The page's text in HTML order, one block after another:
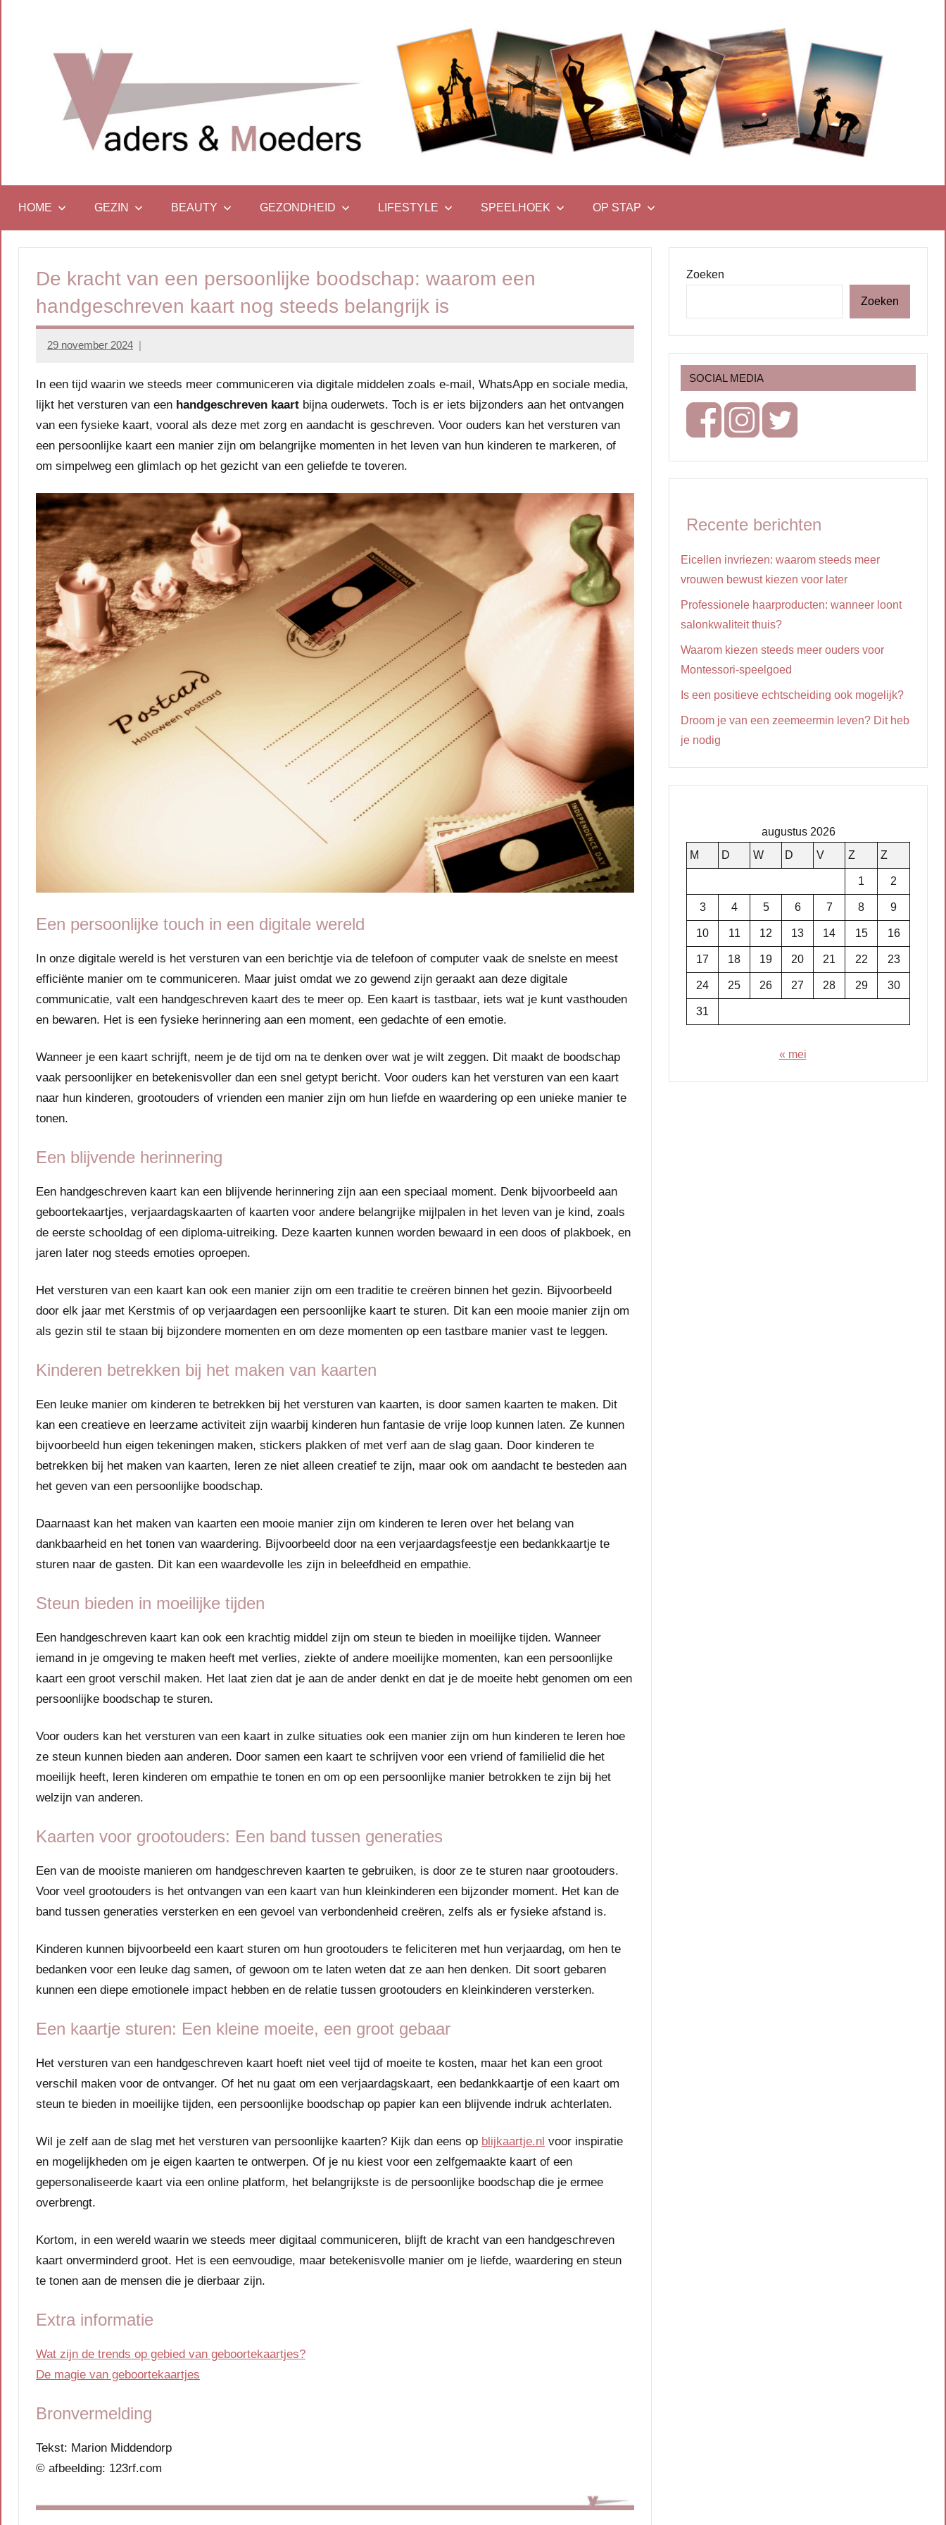
omdat
iedereen
hulp
gebruiken
HOME GEZIN BEAUTY GEZONDHEID LIFESTYLE SPEELHOEK OP STAP
De kracht van een persoonlijke boodschap: waarom een
handgeschreven kaart nog steeds belangrijk is
29 november 2024
vadersenmoeders
In een tijd waarin we steeds meer communiceren via digitale middelen zoals e-mail, WhatsApp en sociale media,
lijkt het versturen van een handgeschreven kaart bijna ouderwets. Toch is er iets bijzonders aan het ontvangen
van een fysieke kaart, vooral als deze met zorg en aandacht is geschreven. Voor ouders kan het versturen van
een persoonlijke kaart een manier zijn om belangrijke momenten in het leven van hun kinderen te markeren, of
om simpelweg een glimlach op het gezicht van een geliefde te toveren.
Een persoonlijke touch in een digitale wereld
In onze digitale wereld is het versturen van een berichtje via de telefoon of computer vaak de snelste en meest
efficiënte manier om te communiceren. Maar juist omdat we zo gewend zijn geraakt aan deze digitale
communicatie, valt een handgeschreven kaart des te meer op. Een kaart is tastbaar, iets wat je kunt vasthouden
en bewaren. Het is een fysieke herinnering aan een moment, een gedachte of een emotie.
Wanneer je een kaart schrijft, neem je de tijd om na te denken over wat je wilt zeggen. Dit maakt de boodschap
vaak persoonlijker en betekenisvoller dan een snel getypt bericht. Voor ouders kan het versturen van een kaart
naar hun kinderen, grootouders of vrienden een manier zijn om hun liefde en waardering op een unieke manier te
tonen.
Een blijvende herinnering
Een handgeschreven kaart kan een blijvende herinnering zijn aan een speciaal moment. Denk bijvoorbeeld aan
geboortekaartjes, verjaardagskaarten of kaarten voor andere belangrijke mijlpalen in het leven van je kind, zoals
de eerste schooldag of een diploma-uitreiking. Deze kaarten kunnen worden bewaard in een doos of plakboek, en
jaren later nog steeds emoties oproepen.
Het versturen van een kaart kan ook een manier zijn om een traditie te creëren binnen het gezin. Bijvoorbeeld
door elk jaar met Kerstmis of op verjaardagen een persoonlijke kaart te sturen. Dit kan een mooie manier zijn om
als gezin stil te staan bij bijzondere momenten en om deze momenten op een tastbare manier vast te leggen.
Kinderen betrekken bij het maken van kaarten
Een leuke manier om kinderen te betrekken bij het versturen van kaarten, is door samen kaarten te maken. Dit
kan een creatieve en leerzame activiteit zijn waarbij kinderen hun fantasie de vrije loop kunnen laten. Ze kunnen
bijvoorbeeld hun eigen tekeningen maken, stickers plakken of met verf aan de slag gaan. Door kinderen te
betrekken bij het maken van kaarten, leren ze niet alleen creatief te zijn, maar ook om aandacht te besteden aan
het geven van een persoonlijke boodschap.
Daarnaast kan het maken van kaarten een mooie manier zijn om kinderen te leren over het belang van
dankbaarheid en het tonen van waardering. Bijvoorbeeld door na een verjaardagsfeestje een bedankkaartje te
sturen naar de gasten. Dit kan een waardevolle les zijn in beleefdheid en empathie.
Steun bieden in moeilijke tijden
Een handgeschreven kaart kan ook een krachtig middel zijn om steun te bieden in moeilijke tijden. Wanneer
iemand in je omgeving te maken heeft met verlies, ziekte of andere moeilijke momenten, kan een persoonlijke
kaart een groot verschil maken. Het laat zien dat je aan de ander denkt en dat je de moeite hebt genomen om een
persoonlijke boodschap te sturen.
Voor ouders kan het versturen van een kaart in zulke situaties ook een manier zijn om hun kinderen te leren hoe
ze steun kunnen bieden aan anderen. Door samen een kaart te schrijven voor een vriend of familielid die het
moeilijk heeft, leren kinderen om empathie te tonen en om op een persoonlijke manier betrokken te zijn bij het
welzijn van anderen.
Kaarten voor grootouders: Een band tussen generaties
Een van de mooiste manieren om handgeschreven kaarten te gebruiken, is door ze te sturen naar grootouders.
Voor veel grootouders is het ontvangen van een kaart van hun kleinkinderen een bijzonder moment. Het kan de
band tussen generaties versterken en een gevoel van verbondenheid creëren, zelfs als er fysieke afstand is.
Kinderen kunnen bijvoorbeeld een kaart sturen om hun grootouders te feliciteren met hun verjaardag, om hen te
bedanken voor een leuke dag samen, of gewoon om te laten weten dat ze aan hen denken. Dit soort gebaren
kunnen een diepe emotionele impact hebben en de relatie tussen grootouders en kleinkinderen versterken.
Een kaartje sturen: Een kleine moeite, een groot gebaar
Het versturen van een handgeschreven kaart hoeft niet veel tijd of moeite te kosten, maar het kan een groot
verschil maken voor de ontvanger. Of het nu gaat om een verjaardagskaart, een bedankkaartje of een kaart om
steun te bieden in moeilijke tijden, een persoonlijke boodschap op papier kan een blijvende indruk achterlaten.
Wil je zelf aan de slag met het versturen van persoonlijke kaarten? Kijk dan eens op blijkaartje.nl voor inspiratie
en mogelijkheden om je eigen kaarten te ontwerpen. Of je nu kiest voor een zelfgemaakte kaart of een
gepersonaliseerde kaart via een online platform, het belangrijkste is de persoonlijke boodschap die je ermee
overbrengt.
Kortom, in een wereld waarin we steeds meer digitaal communiceren, blijft de kracht van een handgeschreven
kaart onverminderd groot. Het is een eenvoudige, maar betekenisvolle manier om je liefde, waardering en steun
te tonen aan de mensen die je dierbaar zijn.
Extra informatie
Wat zijn de trends op gebied van geboortekaartjes?
De magie van geboortekaartjes
Bronvermelding
Tekst: Marion Middendorp
© afbeelding: 123rf.com
Zoeken
Zoeken
SOCIAL MEDIA
Recente berichten
Eicellen invriezen: waarom steeds meer
vrouwen bewust kiezen voor later
Professionele haarproducten: wanneer loont
salonkwaliteit thuis?
Waarom kiezen steeds meer ouders voor
Montessori-speelgoed
Is een positieve echtscheiding ook mogelijk?
Droom je van een zeemeermin leven? Dit heb
je nodig
augustus 2026
M
D W D V Z Z
1 2
3 4 5 6 7 8 9
10 11 12 13 14 15 16
17 18 19 20 21 22 23
24 25 26 27 28 29 30
31
« mei